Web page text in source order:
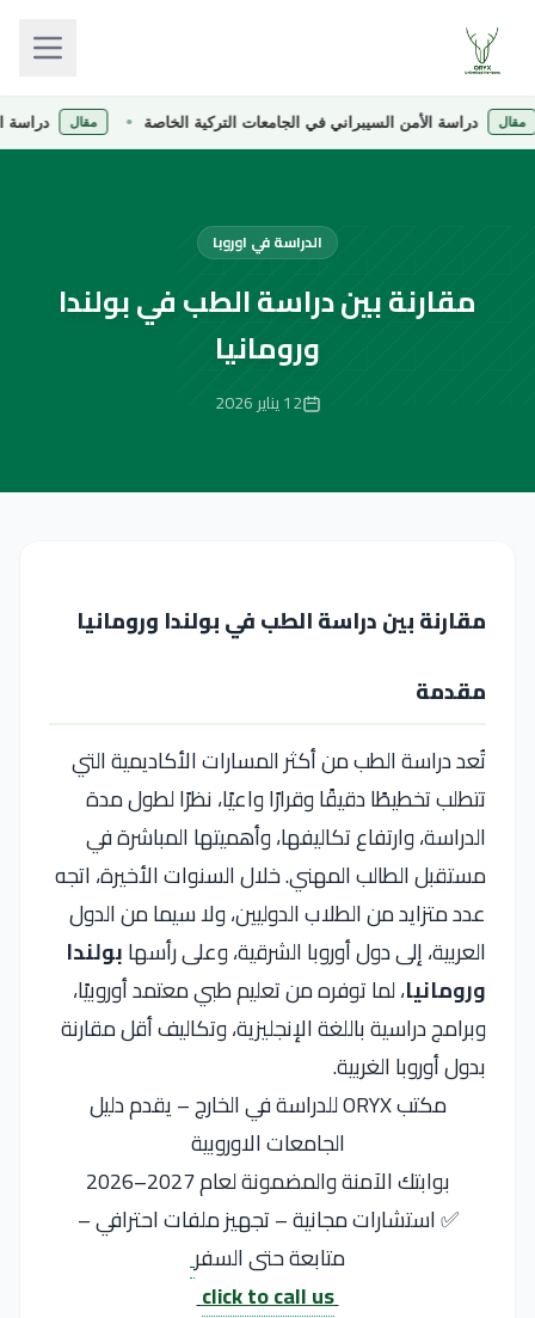
دراسة الأمن السيبراني في الجامعات التركية الخاصة مقال دراسة
الدراسة في اوروبا
مقارنة بين دراسة الطب في بولندا
ورومانيا
12 يناير 2026
مقارنة بين دراسة الطب في بولندا ورومانيا
مقدمة
تُعد دراسة الطب من أكثر المسارات الأكاديمية التي
تتطلب تخطيطًا دقيقًا وقرارًا واعيًا، نظرًا لطول مدة
الدراسة، وارتفاع تكاليفها، وأهميتها المباشرة في
مستقبل الطالب المهني. خلال السنوات الأخيرة، اتجه
عدد متزايد من الطلاب الدوليين، ولا سيما من الدول
العربية، إلى دول أوروبا الشرقية، وعلى رأسهابولندا
ورومانيا، لما توفره من تعليم طبي معتمد أوروبيًا،
وبرامج دراسية باللغة الإنجليزية، وتكاليف أقل مقارنة
بدول أوروبا الغربية.
مكتب ORYX للدراسة في الخارج – يقدم دليل
الجامعات الاوروبية
بوابتك الآمنة والمضمونة لعام 2027–2026
✅ استشارات مجانية – تجهيز ملفات احترافي –
متابعة حتى السفر
click to call us